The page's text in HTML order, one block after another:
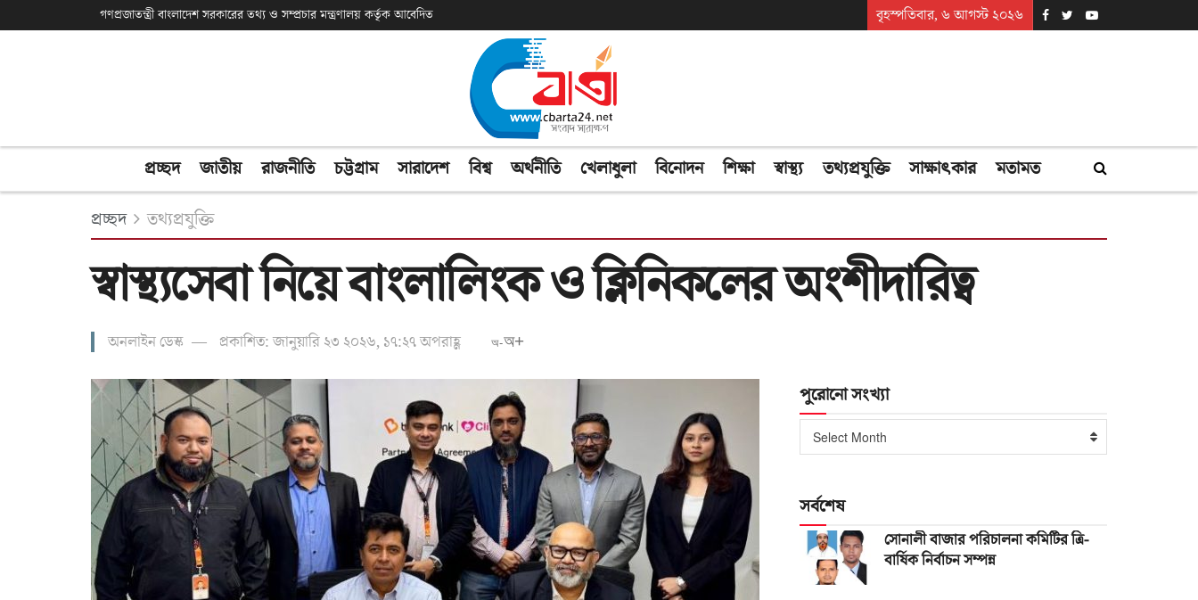
গণপ্রজাতন্ত্রী বাংলাদেশ সরকারের তথ্য ও সম্প্রচার মন্ত্রণালয় কর্তৃক আবেদিত বৃহস্পতিবার, ৬ আগস্ট ২০২৬
প্রচ্ছদ জাতীয় রাজনীতি চট্টগ্রাম সারাদেশ বিশ্ব অর্থনীতি খেলাধুলা বিনোদন শিক্ষা স্বাস্থ্য তথ্যপ্রযুক্তি সাক্ষাৎকার মতামত
প্রচ্ছদ তথ্যপ্রযুক্তি
স্বাস্থ্যসেবা নিয়ে বাংলালিংক ও ক্লিনিকলের অংশীদারিত্ব
অনলাইন ডেস্ক প্রকাশিত: জানুয়ারি ২৩ ২০২৬, ১৭:২৭ অপরাহ্ণ অ-অ+
পুরোনো সংখ্যা
পুরোনো
সংখ্যা
Select Month
সর্বশেষ
সোনালী বাজার পরিচালনা কমিটির ত্রি-
বার্ষিক নির্বাচন সম্পন্ন